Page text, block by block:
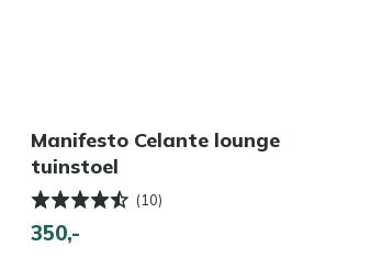
Manifesto Celante lounge
tuinstoel
(10)
350,-